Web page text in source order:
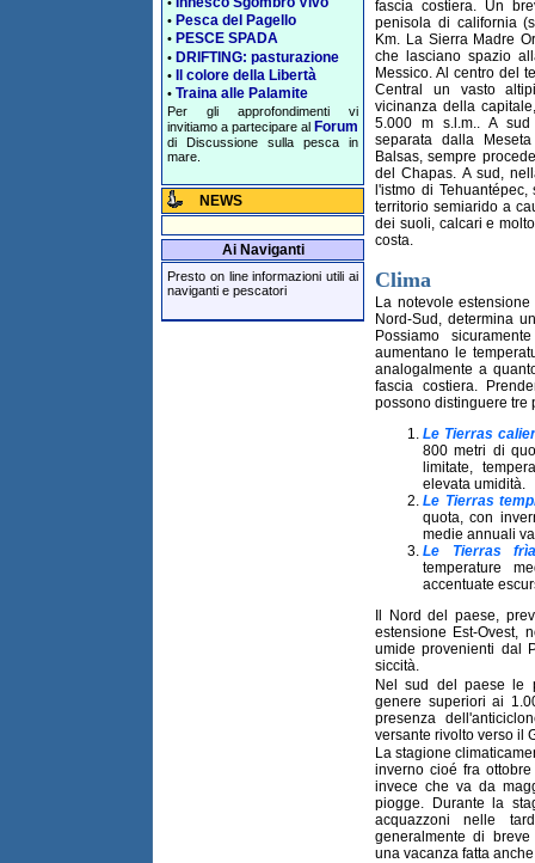
• Pesca del Pagello
• PESCE SPADA
• DRIFTING: pasturazione
• Il colore della Libertà
• Traina alle Palamite
Per gli approfondimenti vi
invitiamo a partecipare al Forum
di Discussione sulla pesca in
mare.
NEWS
Ai Naviganti
Presto on line informazioni utili ai
naviganti e pescatori
fascia costiera. Un
penisola di california
Km. La Sierra Madre
che lasciano spazio
Messico. Al centro del
Central un vasto
vicinanza della
5.000 m s.l.m.. A
separata dalla
Balsas, sempre
del Chapas. A sud,
l'istmo di
territorio semiarido a
dei suoli, calcari e
costa.
Clima
La notevole
Nord-Sud, determina
Possiamo
aumentano le
analogalmente a
fascia costiera.
possono distinguere tre
Le Tierras
800 metri di
limitate,
elevata umidità.
Le Tierras
quota, con
medie annuali
Le Tierras
temperature
accentuate
Il Nord del paese,
estensione Est-Ovest,
umide provenienti dal
siccità.
Nel sud del paese le
genere superiori ai
presenza
versante rivolto verso il
La stagione
inverno cioé fra
invece che va da
piogge. Durante la
acquazzoni nelle
generalmente di
una vacanza fatta